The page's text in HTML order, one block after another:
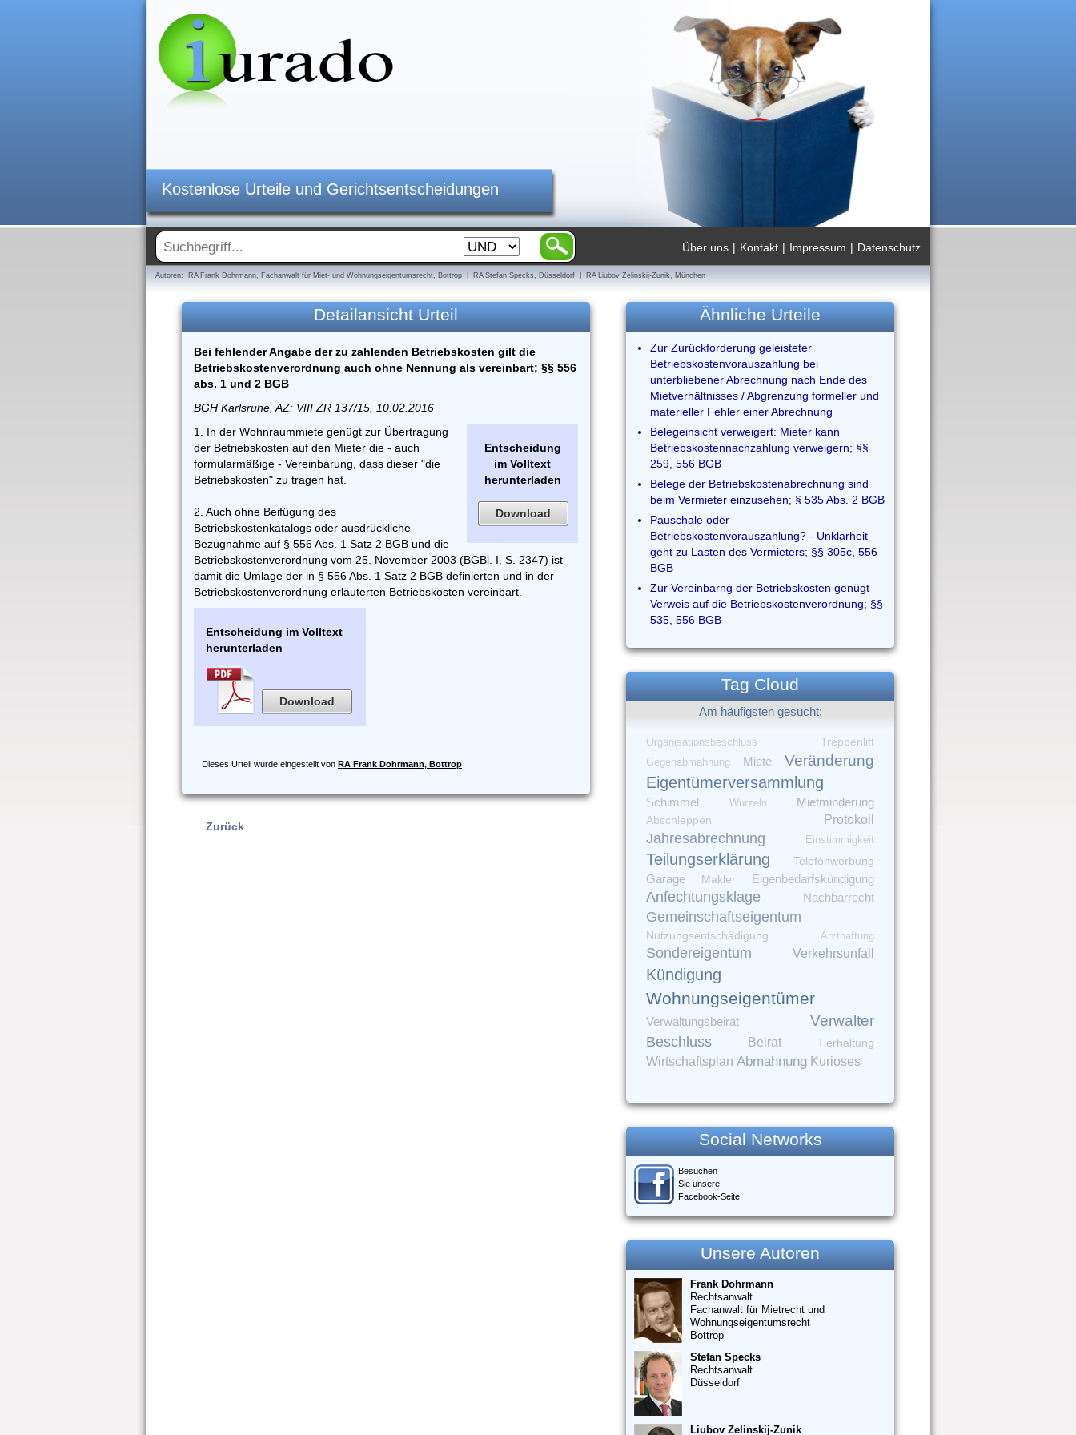
Kostenlose Urteile und Gerichtsentscheidungen
Datenschutz
|
Impressum
|
Kontakt
|
Über uns
Autoren: RA Frank Dohrmann, Fachanwalt für Miet- und Wohnungseigentumsrecht, Bottrop | RA Stefan Specks, Düsseldorf | RA Liubov Zelinskij-Zunik, München
Detailansicht Urteil
Bei fehlender Angabe der zu zahlenden Betriebskosten gilt die
Betriebskostenverordnung auch ohne Nennung als vereinbart; §§ 556
abs. 1 und 2 BGB
BGH Karlsruhe, AZ: VIII ZR 137/15, 10.02.2016
Entscheidung
im Volltext
herunterladen
Download
1. In der Wohnraummiete genügt zur Übertragung
der Betriebskosten auf den Mieter die - auch
formularmäßige - Vereinbarung, dass dieser "die
Betriebskosten" zu tragen hat.
2. Auch ohne Beifügung des
Betriebskostenkatalogs oder ausdrückliche
Bezugnahme auf § 556 Abs. 1 Satz 2 BGB und die
Betriebskostenverordnung vom 25. November 2003 (BGBl. I. S. 2347) ist
damit die Umlage der in § 556 Abs. 1 Satz 2 BGB definierten und in der
Betriebskostenverordnung erläuterten Betriebskosten vereinbart.
Entscheidung im Volltext
herunterladen
Download
Dieses Urteil wurde eingestellt von RA Frank Dohrmann, Bottrop
Zurück
Ähnliche Urteile
Zur Zurückforderung geleisteter
Betriebskostenvorauszahlung bei
unterbliebener Abrechnung nach Ende des
Mietverhältnisses / Abgrenzung formeller und
materieller Fehler einer Abrechnung
Belegeinsicht verweigert: Mieter kann
Betriebskostennachzahlung verweigern; §§
259, 556 BGB
Belege der Betriebskostenabrechnung sind
beim Vermieter einzusehen; § 535 Abs. 2 BGB
Pauschale oder
Betriebskostenvorauszahlung? - Unklarheit
geht zu Lasten des Vermieters; §§ 305c, 556
BGB
Zur Vereinbarng der Betriebskosten genügt
Verweis auf die Betriebskostenverordnung; §§
535, 556 BGB
Tag Cloud
Am häufigsten gesucht:
Organisationsbeschluss
Treppenlift
Gegenabmahnung
Miete Veränderung
Eigentümerversammlung
Schimmel Wurzeln Mietminderung
Abschleppen Protokoll
Jahresabrechnung Einstimmigkeit
Teilungserklärung Telefonwerbung
Garage Makler Eigenbedarfskündigung
Anfechtungsklage Nachbarrecht
Gemeinschaftseigentum
Nutzungsentschädigung Arzthaftung
Sondereigentum Verkehrsunfall
Kündigung
Wohnungseigentümer
Verwaltungsbeirat
Verwalter
Beschluss
Beirat Tierhaltung
Wirtschaftsplan Abmahnung Kurioses
Social Networks
Besuchen
Sie unsere
Facebook-Seite
Unsere Autoren
Frank Dohrmann
Rechtsanwalt
Fachanwalt für Mietrecht und
Wohnungseigentumsrecht
Bottrop
Stefan Specks
Rechtsanwalt
Düsseldorf
Liubov Zelinskij-Zunik